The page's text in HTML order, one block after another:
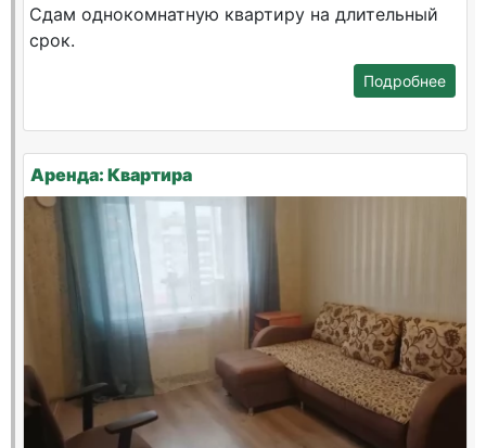
Сдам однокомнатную квартиру на длительный
срок.
Подробнее
Аренда: Квартира